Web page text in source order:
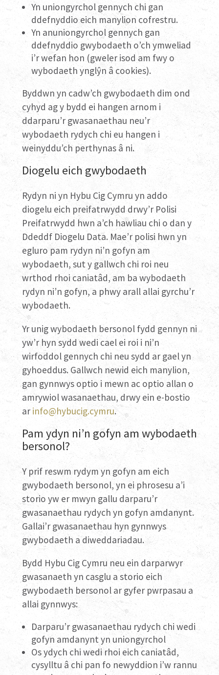
Yn uniongyrchol gennych chi gan
ddefnyddio eich manylion cofrestru.
Yn anuniongyrchol gennych gan
ddefnyddio gwybodaeth o’ch ymweliad
i’r wefan hon (gweler isod am fwy o
wybodaeth ynglŷn â cookies).
Byddwn yn cadw’ch gwybodaeth dim ond
cyhyd ag y bydd ei hangen arnom i
ddarparu’r gwasanaethau neu’r
wybodaeth rydych chi eu hangen i
weinyddu’ch perthynas â ni.
Diogelu eich gwybodaeth
Rydyn ni yn Hybu Cig Cymru yn addo
diogelu eich preifatrwydd drwy’r Polisi
Preifatrwydd hwn a’ch hawliau chi o dan y
Ddeddf Diogelu Data. Mae’r polisi hwn yn
egluro pam rydyn ni’n gofyn am
wybodaeth, sut y gallwch chi roi neu
wrthod rhoi caniatâd, am ba wybodaeth
rydyn ni’n gofyn, a phwy arall allai gyrchu’r
wybodaeth.
Yr unig wybodaeth bersonol fydd gennyn ni
yw’r hyn sydd wedi cael ei roi i ni’n
wirfoddol gennych chi neu sydd ar gael yn
gyhoeddus. Gallwch newid eich manylion,
gan gynnwys optio i mewn ac optio allan o
amrywiol wasanaethau, drwy ein e-bostio
ar info@hybucig.cymru.
Pam ydyn ni’n gofyn am wybodaeth
bersonol?
Y prif reswm rydym yn gofyn am eich
gwybodaeth bersonol, yn ei phrosesu a’i
storio yw er mwyn gallu darparu’r
gwasanaethau rydych yn gofyn amdanynt.
Gallai’r gwasanaethau hyn gynnwys
gwybodaeth a diweddariadau.
Bydd Hybu Cig Cymru neu ein darparwyr
gwasanaeth yn casglu a storio eich
gwybodaeth bersonol ar gyfer pwrpasau a
allai gynnwys:
Darparu’r gwasanaethau rydych chi wedi
gofyn amdanynt yn uniongyrchol
Os ydych chi wedi rhoi eich caniatâd,
cysylltu â chi pan fo newyddion i’w rannu